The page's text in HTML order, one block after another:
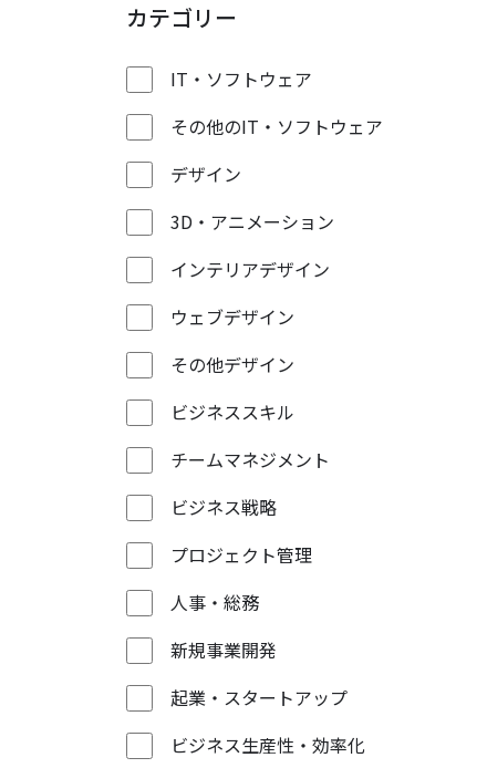
カテゴリー
IT・ソフトウェア
その他のIT・ソフトウェア
デザイン
3D・アニメーション
インテリアデザイン
ウェブデザイン
その他デザイン
ビジネススキル
チームマネジメント
ビジネス戦略
プロジェクト管理
人事・総務
新規事業開発
起業・スタートアップ
ビジネス生産性・効率化